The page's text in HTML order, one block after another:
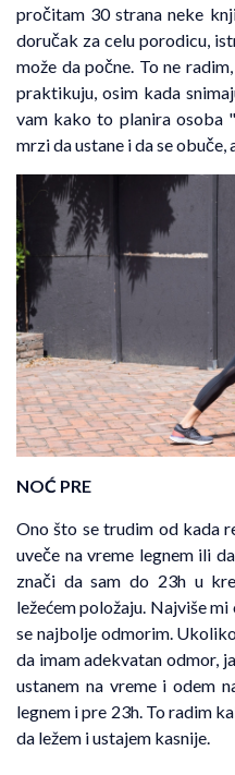
pročitam 30 strana neke
doručak za celu porodicu,
može da počne. To ne
praktikuju, osim kada
vam kako to planira osoba
mrzi da ustane i da se
NOĆ PRE
Ono što se trudim od kada
uveče na vreme legnem ili
znači da sam do 23h u
ležećem položaju. Najviše
se najbolje odmorim.
da imam adekvatan odmor,
ustanem na vreme i odem
legnem i pre 23h. To radim
da ležem i ustajem kasnije.